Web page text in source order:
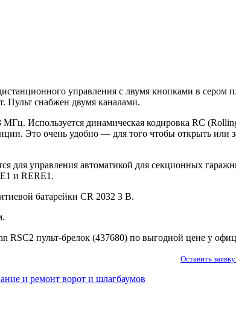
управления с лвумя кнопками в сером
Пульт снабжен двумя каналами.
МГц. Используется динамическая кодировка RC
Это очень удобно — для того чтобы открыть
для управления автоматикой для секционных
и RERE1.
батарейки CR 2032 3 В.
RSC2 пульт-брелок (437680) по выгодной цене у
Оставить
и ремонт ворот и шлагбаумов